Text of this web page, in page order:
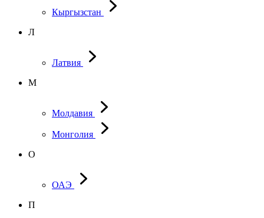
Кыргызстан
Л
Латвия
М
Молдавия
Монголия
О
ОАЭ
П